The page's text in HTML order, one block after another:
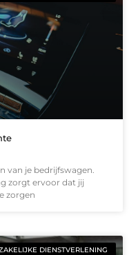
van je bedrijfswagen.
zorgt ervoor dat jij
zorgen
DIENSTVERLENING